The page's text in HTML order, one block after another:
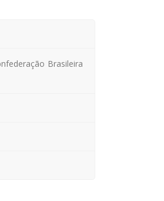
Brasileira